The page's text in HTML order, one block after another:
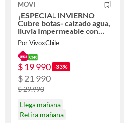
MOVI
¡ESPECIAL INVIERNO
Cubre botas- calzado agua,
lluvia Impermeable con
Suela Antideslizante.
TALLA L
Por VivoxChile
$ 19.990 -33%
$ 21.990
$ 29.990
Llega mañana
Retira mañana